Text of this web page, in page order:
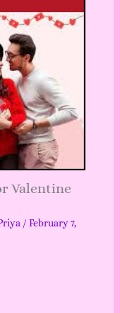
Valentine
/ February 7,